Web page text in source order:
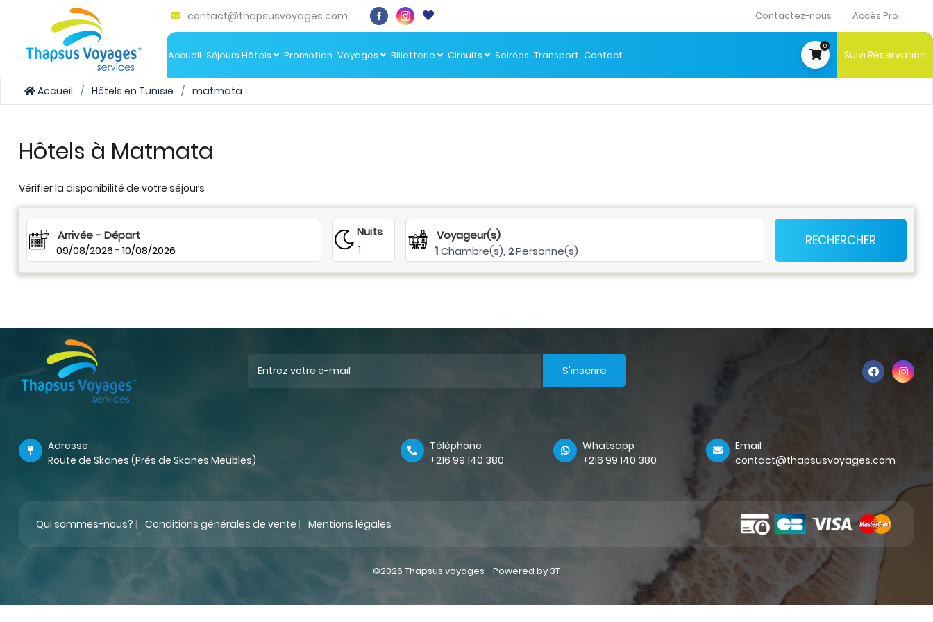
contact@thapsusvoyages.com Contactez-nous Accès Pro
Accueil Séjours Hôtels Promotion Voyages Billetterie Circuits Soirées Transport Contact
0
Suivi Réservation
Accueil Hôtels en Tunisie matmata
Hôtels à Matmata
Vérifier la disponibilité de votre séjours
Arrivée - Départ
09/08/2026 - 10/08/2026
Nuits
1
Voyageur(s)
1Chambre(s),2Personne(s)
RECHERCHER
S'inscrire
Adresse
Route de Skanes (Prés de Skanes Meubles)
Téléphone
+216 99 140 380
Whatsapp
+216 99 140 380
Email
contact@thapsusvoyages.com
Qui sommes-nous? | Conditions générales de vente | Mentions légales
©2026 Thapsus voyages - Powered by 3T